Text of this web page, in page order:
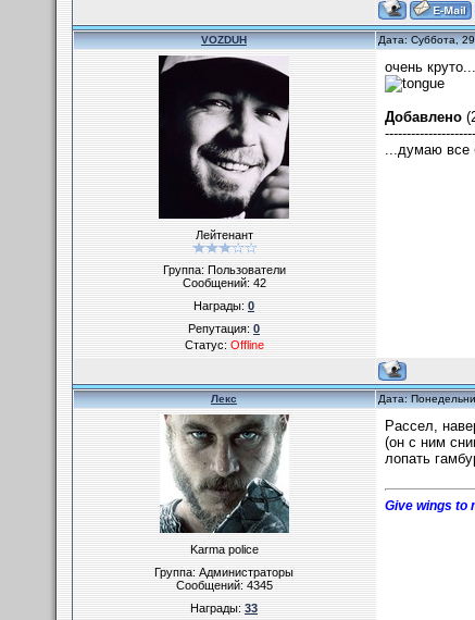
VOZDUH Дата: Суббота,
Лейтенант
Группа: Пользователи
Сообщений:42
Награды:0
Репутация:0
Статус:Offline
очень
Добавлено
...думаю все
Лекс Дата:
Karma police
Группа: Администраторы
Сообщений:4345
Награды:33
Рассел,
(он с ним
лопать
Give wings to